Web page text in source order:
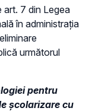
art. 7 din Legea
în administraţia
următorul
pentru
școlarizare cu